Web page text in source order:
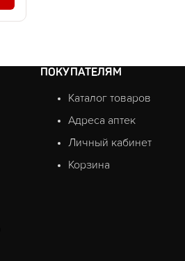
ПОКУПАТЕЛЯМ
Каталог товаров
Адреса аптек
Личный кабинет
Корзина